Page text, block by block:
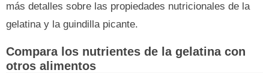
más detalles sobre las propiedades nutricionales de la
gelatina y la guindilla picante.
Compara los nutrientes de la gelatina con
otros alimentos